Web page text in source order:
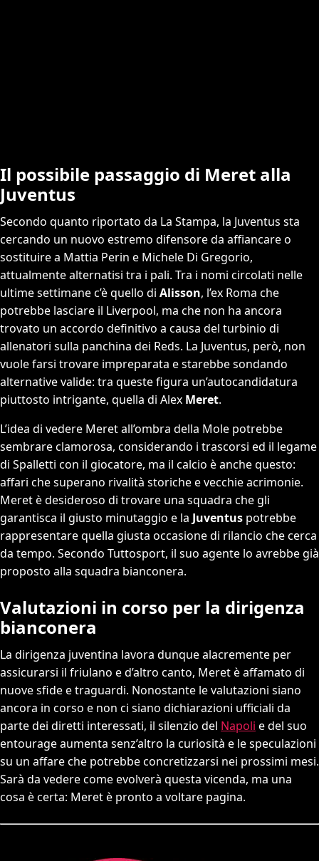
Il possibile passaggio di Meret alla
Juventus
Secondo quanto riportato da La Stampa, la Juventus sta
cercando un nuovo estremo difensore da affiancare o
sostituire a Mattia Perin e Michele Di Gregorio,
attualmente alternatisi tra i pali. Tra i nomi circolati nelle
ultime settimane c’è quello di Alisson, l’ex Roma che
potrebbe lasciare il Liverpool, ma che non ha ancora
trovato un accordo definitivo a causa del turbinio di
allenatori sulla panchina dei Reds. La Juventus, però, non
vuole farsi trovare impreparata e starebbe sondando
alternative valide: tra queste figura un’autocandidatura
piuttosto intrigante, quella di Alex Meret.
L’idea di vedere Meret all’ombra della Mole potrebbe
sembrare clamorosa, considerando i trascorsi ed il legame
di Spalletti con il giocatore, ma il calcio è anche questo:
affari che superano rivalità storiche e vecchie acrimonie.
Meret è desideroso di trovare una squadra che gli
garantisca il giusto minutaggio e la Juventus potrebbe
rappresentare quella giusta occasione di rilancio che cerca
da tempo. Secondo Tuttosport, il suo agente lo avrebbe già
proposto alla squadra bianconera.
Valutazioni in corso per la dirigenza
bianconera
La dirigenza juventina lavora dunque alacremente per
assicurarsi il friulano e d’altro canto, Meret è affamato di
nuove sfide e traguardi. Nonostante le valutazioni siano
ancora in corso e non ci siano dichiarazioni ufficiali da
parte dei diretti interessati, il silenzio del Napoli e del suo
entourage aumenta senz’altro la curiosità e le speculazioni
su un affare che potrebbe concretizzarsi nei prossimi mesi.
Sarà da vedere come evolverà questa vicenda, ma una
cosa è certa: Meret è pronto a voltare pagina.